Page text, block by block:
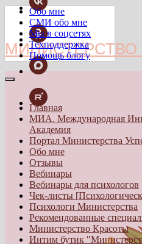
МИНИСТЕРСТВО
Обо мне
СМИ обо мне
Мы в соцсетях
Техподдержка
Помощь блогу
Главная
МИА. Международная
Академия
Портал Министерства
Обо мне
Отзывы
Вебинары
Вебинары для психологов
Чек-листы
Психологи Министерства
Рекомендованные
Министерство Красоты
Интим бутик